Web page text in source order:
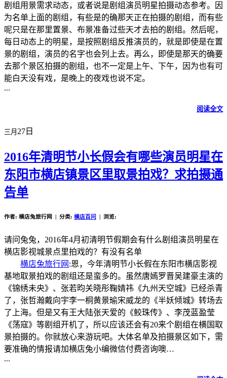
剧组用景需求动态，或者说是剧组演员明星拍摄动态参考。因
为名单上面的剧组，有些是的确那天正在拍摄的剧组，而有些
呢只是在那里置景、布景准备过些天才去拍的剧组。然后呢，
每日动态上的明星，是按照剧组反推演员的，就是即使是在置
景的剧组，演员的名字也会列上去。再么，即使是那天的确要
去那个景区拍摄的剧组，也不一定是上午、下午，因为也有可
能白天没有戏，是晚上的夜戏也说不定。
...
阅读全文
三月 27日
2016年清明节小长假会有哪些演员明星在
东阳市横店镇景区里取景拍戏？求拍摄通
告单
作者: 横店兔旅行网 | 分类: 横店百问 | 浏览:
请问兔兔，2016年4月初清明节假期会有什么剧组演员明星在
横店影视城景点里拍戏的？有没有名单
横店兔旅行网 :恩，今年清明节小长假在东阳市横店影视
基地取景拍戏的剧组还是蛮多的。虽然唐嫣罗晋吴建豪主演的
《锦绣未央》、张若昀关晓彤鞠婧祎《九州天空城》已经杀青
了，张哲瀚戴向宇李一桐黄景瑜宋威龙的《半妖倾城》转场去
了上海。但是又有王大陆张天爱的《鲛珠传》、李茂蓝盈莹
《荡寇》等剧组开机了，所以应该还会有20来个剧组在横国取
景拍摄的。你就放心来游玩吧。大体名单及拍摄景区如下，需
要准确的情报请加横店兔小编微信付费咨询噢…
...